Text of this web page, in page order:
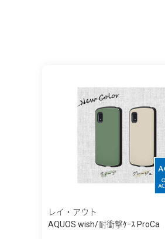
レイ・アウト
AQUOS wish/耐衝撃ｹｰｽ ProCa